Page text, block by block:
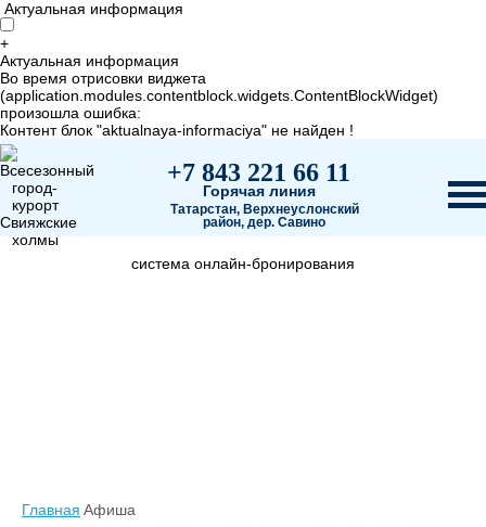
Актуальная информация
+
Актуальная информация
Во время отрисовки виджета
(application.modules.contentblock.widgets.ContentBlockWidget)
произошла ошибка:
Контент блок "aktualnaya-informaciya" не найден !
+7 843 221 66 11
Горячая линия
Татарстан, Верхнеуслонский
район, дер. Савино
система онлайн-бронирования
Главная Афиша